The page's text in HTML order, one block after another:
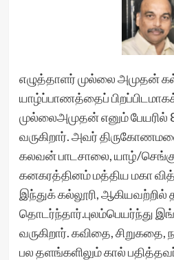
எழுத்தாளர் முல்லை அமுதன்
யாழ்ப்பாணத்தைப்
முல்லைஅமுதன் எனும் பேயரில்
வருகிறார். அவர்
கலவன் பாடசாலை, யாழ்/
கனகரத்தினம் மத்திய மகா
இந்துக் கல்லூரி,
தொடர்ந்தார்.புலம்பெயர்ந்து
வருகிறார். கவிதை,
பல தளங்களிலும் கால்